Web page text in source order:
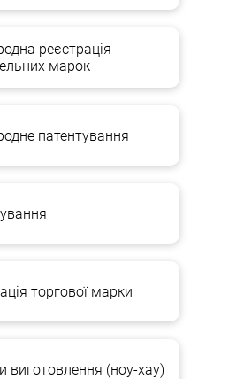
реєстрація
марок
патентування
торгової марки
виготовлення (ноу-хау)